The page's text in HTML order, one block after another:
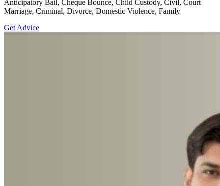
Anticipatory Bail, Cheque Bounce, Child Custody, Civil, Court
Marriage, Criminal, Divorce, Domestic Violence, Family
Get Advice